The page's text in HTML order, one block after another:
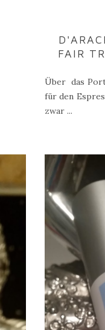
FAIR
Über das
für den
zwar ...